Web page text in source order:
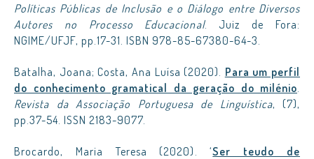
Políticas Públicas de Inclusão e o Diálogo entre Diversos
Autores no Processo Educacional. Juiz de Fora:
NGIME/UFJF, pp.17-31. ISBN 978-85-67380-64-3.
Batalha, Joana; Costa, Ana Luísa (2020). Para um perfil
do conhecimento gramatical da geração do milénio.
Revista da Associação Portuguesa de Linguística, (7),
pp.37-54. ISSN 2183-9077.
Brocardo, Maria Teresa (2020). ‘Ser teudo de